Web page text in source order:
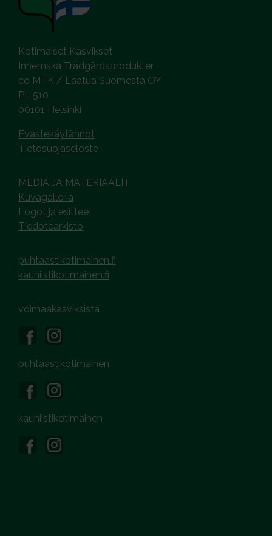
Kotimaiset Kasvikset
Inhemska Trädgårdsprodukter
co MTK / Laatua Suomesta OY
PL 510
00101 Helsinki
Evästekäytännöt
Tietosuojaseloste
MEDIA JA MATERIAALIT
Kuvagalleria
Logot ja esitteet
Tiedotearkisto
puhtaastikotimainen.fi
kauniistikotimainen.fi
voimaakasviksista
puhtaastikotimainen
kauniistikotimainen